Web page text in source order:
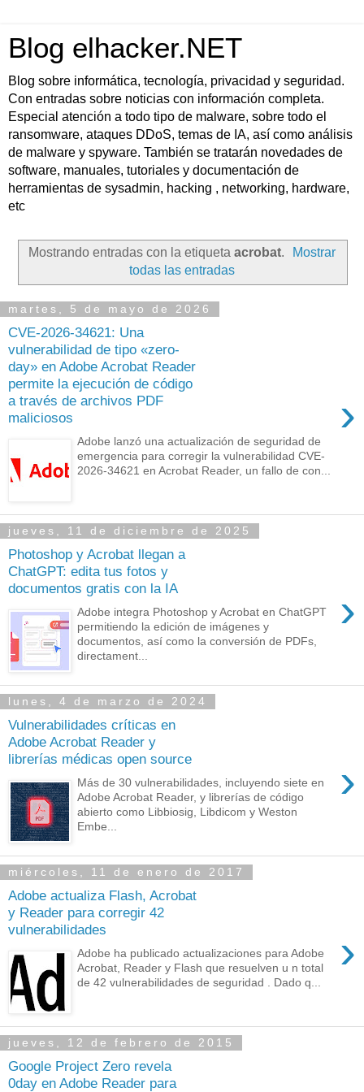
Blog elhacker.NET
Blog sobre informática, tecnología, privacidad y seguridad.
Con entradas sobre noticias con información completa.
Especial atención a todo tipo de malware, sobre todo el
ransomware, ataques DDoS, temas de IA, así como análisis
de malware y spyware. También se tratarán novedades de
software, manuales, tutoriales y documentación de
herramientas de sysadmin, hacking , networking, hardware,
etc
Mostrando entradas con la etiqueta acrobat.
Mostrar
todas las entradas
martes, 5 de mayo de 2026
CVE-2026-34621: Una
vulnerabilidad de tipo «zero-
day» en Adobe Acrobat Reader
permite la ejecución de código
a través de archivos PDF
maliciosos
›
Adobe lanzó una actualización de seguridad de
emergencia para corregir la vulnerabilidad CVE-
2026-34621 en Acrobat Reader, un fallo de con...
jueves, 11 de diciembre de 2025
Photoshop y Acrobat llegan a
ChatGPT: edita tus fotos y
documentos gratis con la IA
›
Adobe integra Photoshop y Acrobat en ChatGPT
permitiendo la edición de imágenes y
documentos, así como la conversión de PDFs,
directament...
lunes, 4 de marzo de 2024
Vulnerabilidades críticas en
Adobe Acrobat Reader y
librerías médicas open source
›
Más de 30 vulnerabilidades, incluyendo siete en
Adobe Acrobat Reader, y librerías de código
abierto como Libbiosig, Libdicom y Weston
Embe...
miércoles, 11 de enero de 2017
Adobe actualiza Flash, Acrobat
y Reader para corregir 42
vulnerabilidades
›
Adobe ha publicado actualizaciones para Adobe
Acrobat, Reader y Flash que resuelven u n total
de 42 vulnerabilidades de seguridad . Dado q...
jueves, 12 de febrero de 2015
Google Project Zero revela
0day en Adobe Reader para